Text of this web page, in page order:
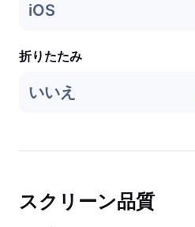
iOS
折りたたみ
いいえ
スクリーン品質